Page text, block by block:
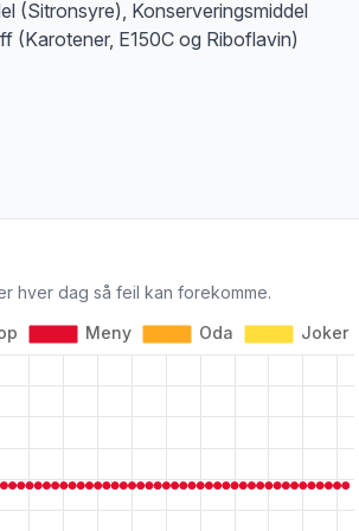
(Sitronsyre), Konserveringsmiddel
(Karotener, E150C og Riboflavin)
hver dag så feil kan forekomme.